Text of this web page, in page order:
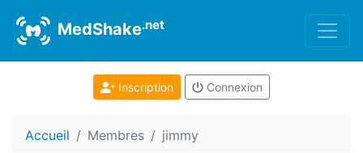
MedShake.net
Inscription Connexion
Accueil Membres jimmy